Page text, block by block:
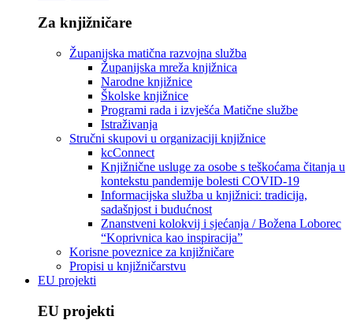
Za knjižničare
Županijska matična razvojna služba
Županijska mreža knjižnica
Narodne knjižnice
Školske knjižnice
Programi rada i izvješća Matične službe
Istraživanja
Stručni skupovi u organizaciji knjižnice
kcConnect
Knjižnične usluge za osobe s teškoćama čitanja u
kontekstu pandemije bolesti COVID-19
Informacijska služba u knjižnici: tradicija,
sadašnjost i budućnost
Znanstveni kolokvij i sjećanja / Božena Loborec
“Koprivnica kao inspiracija”
Korisne poveznice za knjižničare
Propisi u knjižničarstvu
EU projekti
EU projekti